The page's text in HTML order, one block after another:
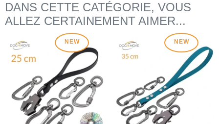
DANS CETTE CATÉGORIE, VOUS
ALLEZ CERTAINEMENT AIMER...
NEW NEW